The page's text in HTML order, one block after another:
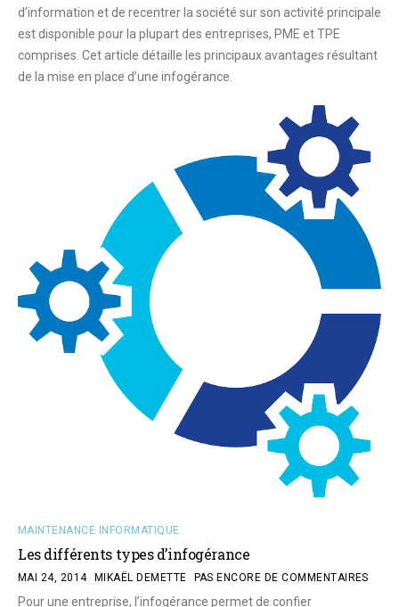
d’information et de recentrer la société sur son activité principale
est disponible pour la plupart des entreprises, PME et TPE
comprises. Cet article détaille les principaux avantages résultant
de la mise en place d’une infogérance.
MAINTENANCE INFORMATIQUE
Les différents types d’infogérance
MAI 24, 2014 MIKAËL DEMETTE PAS ENCORE DE COMMENTAIRES
Pour une entreprise, l’infogérance permet de confier